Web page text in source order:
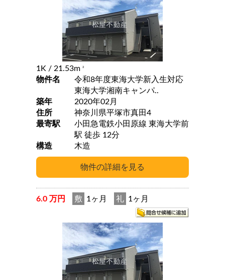
1K / 21.53m 2
物件名
令和8年度東海大学新入生対応
東海大学湘南キャンパ..
築年
2020年02月
住所
神奈川県平塚市真田4
最寄駅
小田急電鉄小田原線 東海大学前
駅 徒歩 12分
構造
木造
6.0 万円 敷 1ヶ月 礼 1ヶ月